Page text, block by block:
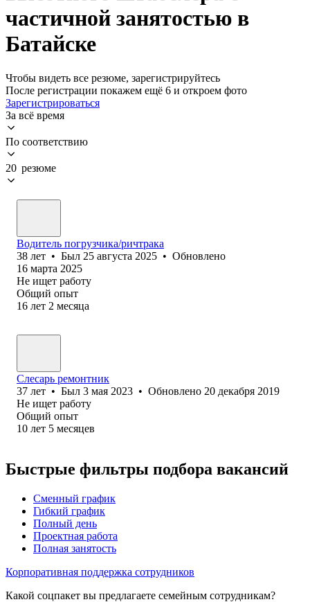
частичной занятостью в
Батайске
Чтобы видеть все резюме, зарегистрируйтесь
После регистрации покажем ещё 6 и откроем фото
Зарегистрироваться
За всё время
По соответствию
20 резюме
Водитель погрузчика/ричтрака
38 лет • Был 25 августа 2025 • Обновлено
16 марта 2025
Не ищет работу
Общий опыт
16 лет 2 месяца
Слесарь ремонтник
37 лет • Был 3 мая 2023 • Обновлено 20 декабря 2019
Не ищет работу
Общий опыт
10 лет 5 месяцев
Быстрые фильтры подбора вакансий
Сменный график
Гибкий график
Полный день
Проектная работа
Полная занятость
Корпоративная поддержка сотрудников
Какой соцпакет вы предлагаете семейным сотрудникам?